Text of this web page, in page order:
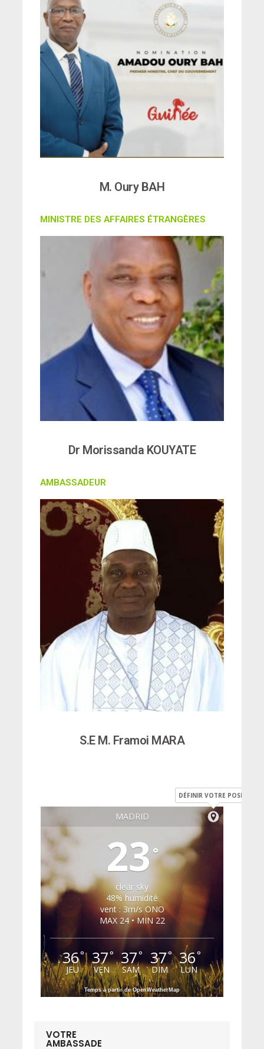
M. Oury BAH
MINISTRE DES AFFAIRES ÉTRANGÈRES
Dr Morissanda KOUYATE
AMBASSADEUR
S.E M. Framoi MARA
MADRID
DÉFINIR VOTRE POSITION
23°
clear sky
48% humidité
vent : 3m/s ONO
MAX 24 • MIN 22
36°
JEU
37°
VEN
37°
SAM
37°
DIM
36°
LUN
Temps à partir de OpenWeatherMap
VOTRE
AMBASSADE